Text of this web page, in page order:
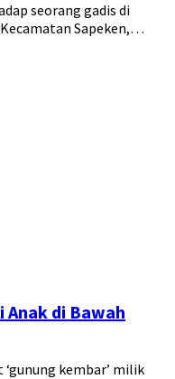
seorang gadis di
Sapeken,…
Anak di Bawah
kembar’ milik